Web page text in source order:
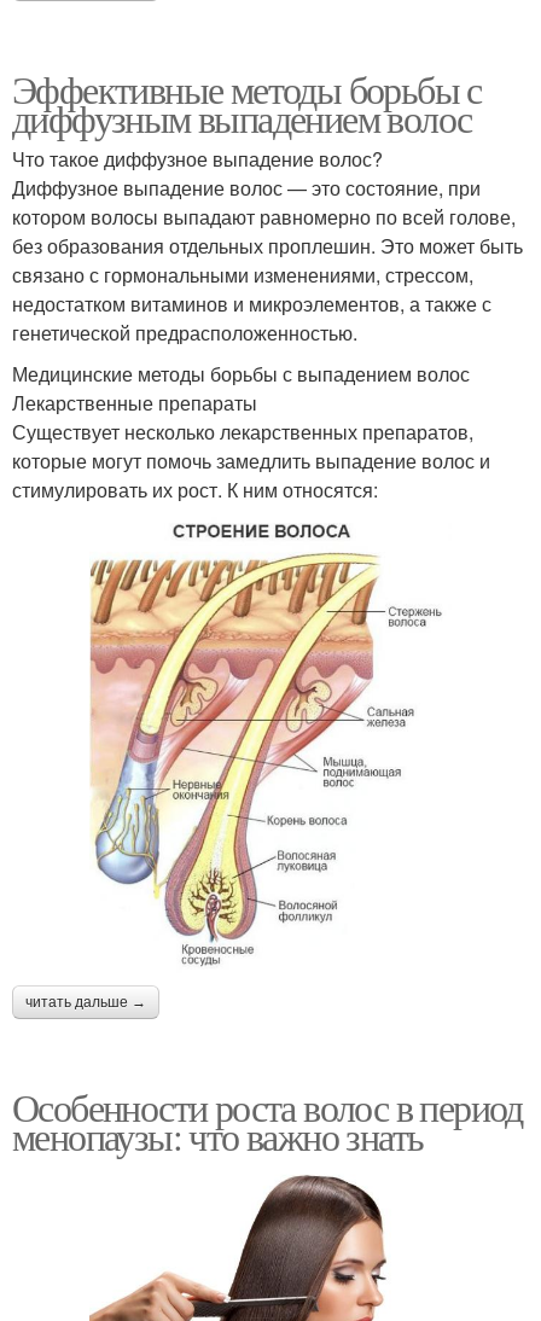
Эффективные методы борьбы с
диффузным выпадением волос
Что такое диффузное выпадение волос?
Диффузное выпадение волос — это состояние, при
котором волосы выпадают равномерно по всей голове,
без образования отдельных проплешин. Это может быть
связано с гормональными изменениями, стрессом,
недостатком витаминов и микроэлементов, а также с
генетической предрасположенностью.
Медицинские методы борьбы с выпадением волос
Лекарственные препараты
Существует несколько лекарственных препаратов,
которые могут помочь замедлить выпадение волос и
стимулировать их рост. К ним относятся:
читать дальше →
Особенности роста волос в период
менопаузы: что важно знать